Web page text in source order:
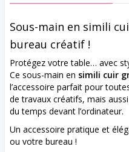
Sous-main en simili
bureau créatif !
Protégez votre table… avec
Ce sous-main en simili cuir
l’accessoire parfait pour
de travaux créatifs, mais
du temps devant l’ordinateur.
Un accessoire pratique et
ou votre bureau !